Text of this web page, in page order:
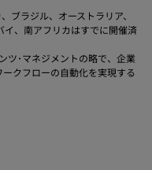
ブラジル、オーストラリア、
イ、南アフリカはすでに開催済
ツ･マネジメントの略で、企業
クフローの自動化を実現する